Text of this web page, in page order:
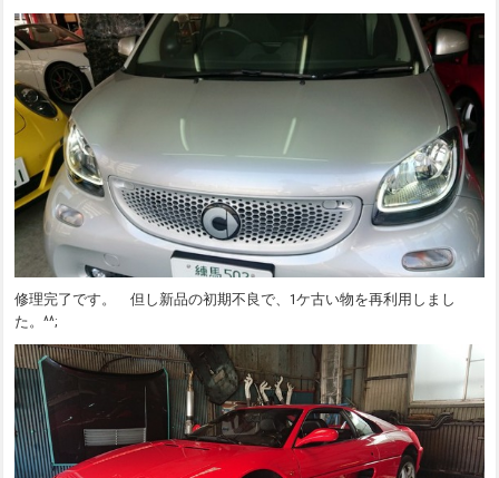
修理完了です。 但し新品の初期不良で、1ケ古い物を再利用しまし
た。^^;